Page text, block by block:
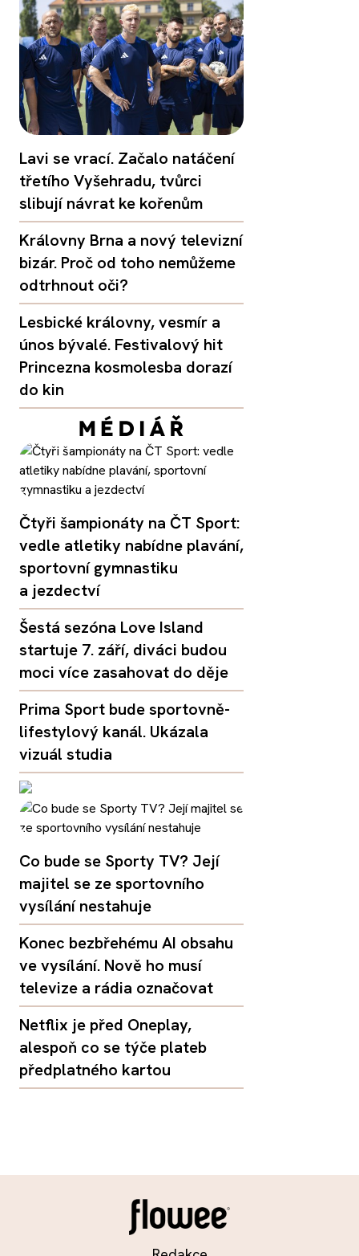
Lavi se vrací. Začalo natáčení
třetího Vyšehradu, tvůrci
slibují návrat ke kořenům
Královny Brna a nový televizní
bizár. Proč od toho nemůžeme
odtrhnout oči?
Lesbické královny, vesmír a
únos bývalé. Festivalový hit
Princezna kosmolesba dorazí
do kin
Čtyři šampionáty na ČT Sport:
vedle atletiky nabídne plavání,
sportovní gymnastiku
a jezdectví
Šestá sezóna Love Island
startuje 7. září, diváci budou
moci více zasahovat do děje
Prima Sport bude sportovně-
lifestylový kanál. Ukázala
vizuál studia
Co bude se Sporty TV? Její
majitel se ze sportovního
vysílání nestahuje
Konec bezbřehému AI obsahu
ve vysílání. Nově ho musí
televize a rádia označovat
Netflix je před Oneplay,
alespoň co se týče plateb
předplatného kartou